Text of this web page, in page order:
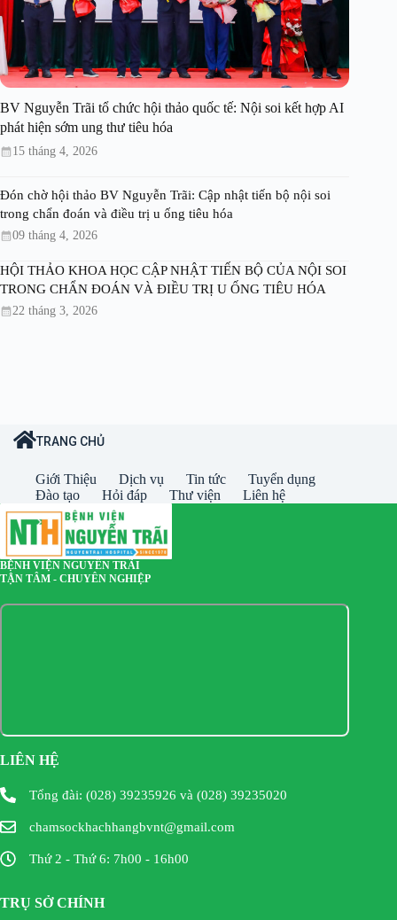
BV Nguyễn Trãi tổ chức hội thảo quốc tế: Nội soi kết hợp AI
phát hiện sớm ung thư tiêu hóa
15 tháng 4, 2026
Đón chờ hội thảo BV Nguyễn Trãi: Cập nhật tiến bộ nội soi
trong chẩn đoán và điều trị u ống tiêu hóa
09 tháng 4, 2026
HỘI THẢO KHOA HỌC CẬP NHẬT TIẾN BỘ CỦA NỘI SOI
TRONG CHẨN ĐOÁN VÀ ĐIỀU TRỊ U ỐNG TIÊU HÓA
22 tháng 3, 2026
TRANG CHỦ
Giới Thiệu Dịch vụ Tin tức
Tuyển dụng
Đào tạo
Hỏi đáp Thư viện Liên hệ
BỆNH VIỆN NGUYỄN TRÃI
TẬN TÂM - CHUYÊN NGHIỆP
LIÊN HỆ
Tổng đài: (028) 39235926 và (028) 39235020
chamsockhachhangbvnt@gmail.com
Thứ 2 - Thứ 6: 7h00 - 16h00
TRỤ SỞ CHÍNH